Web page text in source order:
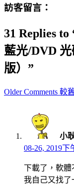
訪客留言：
31 Replies
藍光/DVD
版）”
Comment
Older Comments 較
小
08-26, 2019下
下載了，軟體
我自己又找了